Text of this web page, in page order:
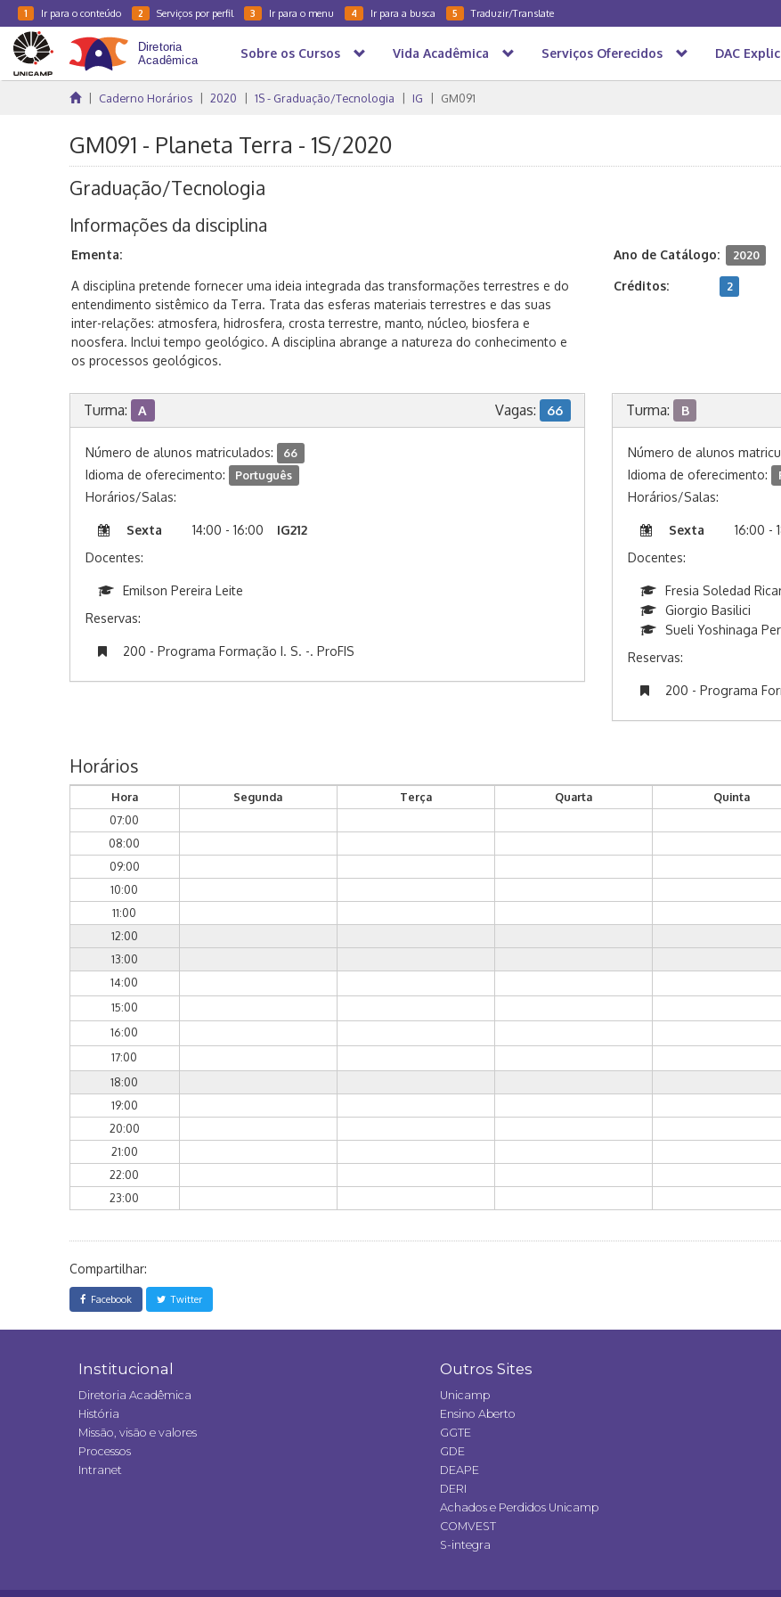
1 Ir para o conteúdo 2 Serviços por perfil 3 Ir para o menu 4 Ir para a busca 5 Traduzir/Translate
Sobre os Cursos Vida Acadêmica Serviços Oferecidos DAC
Caderno Horários 2020 1S - Graduação/Tecnologia IG GM091
GM091 - Planeta Terra - 1S/2020
Graduação/Tecnologia
Informações da disciplina
Ementa:
A disciplina pretende fornecer uma ideia integrada das transformações terrestres e do
entendimento sistêmico da Terra. Trata das esferas materiais terrestres e das suas
inter-relações: atmosfera, hidrosfera, crosta terrestre, manto, núcleo, biosfera e
noosfera. Inclui tempo geológico. A disciplina abrange a natureza do conhecimento e
os processos geológicos.
Ano de Catálogo: 2020
Créditos: 2
Turma: A Vagas: 66
Número de alunos matriculados: 66
Idioma de oferecimento: Português
Horários/Salas:
Sexta 14:00 - 16:00
IG212
Docentes:
Emilson Pereira Leite
Reservas:
200 - Programa Formação I. S. -. ProFIS
Turma: B
Número de alunos
Idioma de oferecimento:
Horários/Salas:
Sexta 16:00 -
Docentes:
Fresia Soledad
Giorgio Basilici
Sueli Yoshinaga
Reservas:
200 - Programa
Horários
Hora Segunda Terça Quarta Quinta
07:00
08:00
09:00
10:00
11:00
12:00
13:00
14:00
15:00
16:00
17:00
18:00
19:00
20:00
21:00
22:00
23:00
Compartilhar:
Facebook Twitter
Institucional
Diretoria Acadêmica
História
Missão, visão e valores
Processos
Intranet
Outros Sites
Unicamp
Ensino Aberto
GGTE
GDE
DEAPE
DERI
Achados e Perdidos Unicamp
COMVEST
S-integra